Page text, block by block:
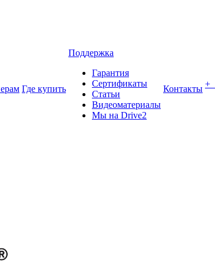
Где купить
Поддержка
Гарантия
Сертификаты
Статьи
Видеоматериалы
Мы на Drive2
Контакты +